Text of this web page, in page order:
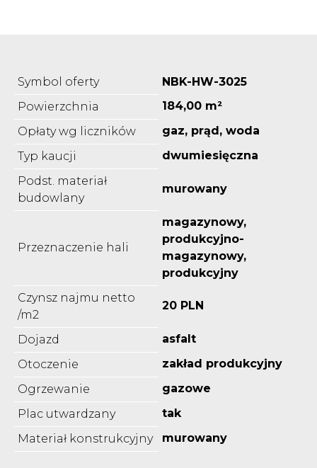
Symbol oferty
NBK-HW-3025
Powierzchnia
184,00 m²
Opłaty wg liczników
gaz, prąd, woda
Typ kaucji
dwumiesięczna
Podst. materiał
budowlany
murowany
Przeznaczenie hali
magazynowy,
produkcyjno-
magazynowy,
produkcyjny
Czynsz najmu netto
/m2
20 PLN
Dojazd
asfalt
Otoczenie
zakład produkcyjny
Ogrzewanie
gazowe
Plac utwardzany
tak
Materiał konstrukcyjny
murowany